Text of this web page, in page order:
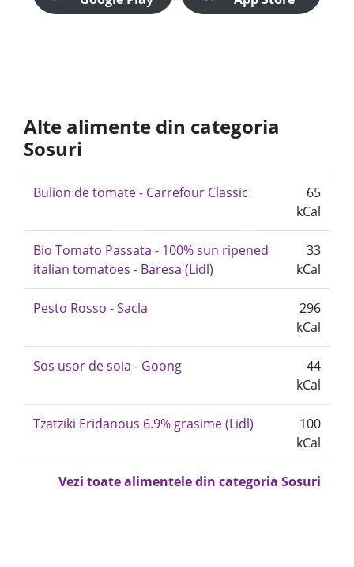
Alte alimente din categoria
Sosuri
Bulion de tomate - Carrefour Classic
65
kCal
Bio Tomato Passata - 100% sun ripened
italian tomatoes - Baresa (Lidl)
33
kCal
Pesto Rosso - Sacla
296
kCal
Sos usor de soia - Goong
44
kCal
Tzatziki Eridanous 6.9% grasime (Lidl)
100
kCal
Vezi toate alimentele din categoria Sosuri